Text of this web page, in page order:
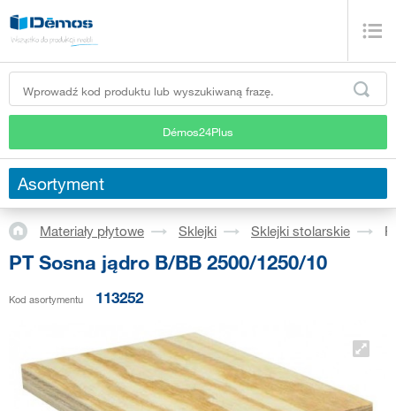
Démos24Plus
Asortyment
Materiały płytowe Sklejki Sklejki stolarskie
PT Sosna jądro B/BB 2500/1250/10
Kod asortymentu 113252